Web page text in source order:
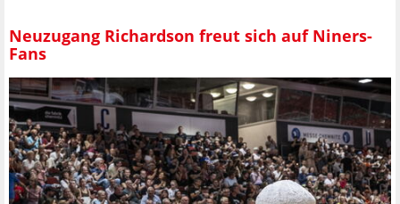
Neuzugang Richardson freut sich auf Niners-
Fans